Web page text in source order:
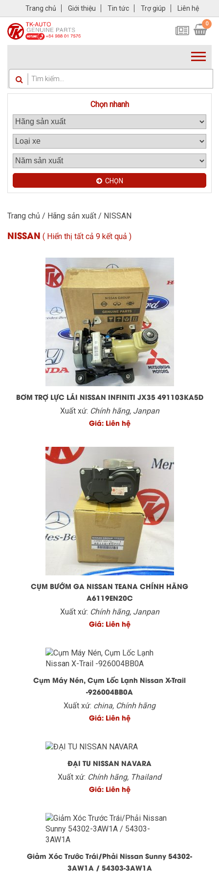
Trang chủ Giới thiệu Tin tức Trợ giúp Liên hệ
0
Chọn nhanh
CHỌN
Trang chủ / Hãng sản xuất / NISSAN
NISSAN ( Hiển thị tất cả 9 kết quả )
BƠM TRỢ LỰC LÁI NISSAN INFINITI JX35 491103KA5D
Xuất xứ: Chính hãng, Janpan
Giá: Liên hệ
CỤM BƯỚM GA NISSAN TEANA CHÍNH HÃNG
A6119EN20C
Xuất xứ: Chính hãng, Janpan
Giá: Liên hệ
Cụm Máy Nén, Cụm Lốc Lạnh Nissan X-Trail
-926004BB0A
Xuất xứ: china, Chính hãng
Giá: Liên hệ
ĐẠI TU NISSAN NAVARA
Xuất xứ: Chính hãng, Thailand
Giá: Liên hệ
Giảm Xóc Trước Trái/Phải Nissan Sunny 54302-
3AW1A / 54303-3AW1A